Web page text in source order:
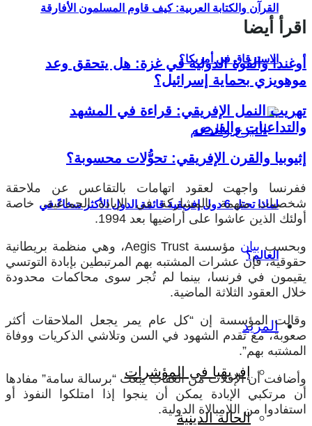
القرآن والكتابة العربية: كيف قاوم المسلمون الأفارقة
الاسترقاق في أمريكا؟
لماذا تحتل 6 دول إفريقية قائمة الدول الأكثر سخاءً في
العالم؟
المزيد
إفريقيا في المؤشرات
الحالة الدينية
اقرأ أيضا
أوغندا والقوة الدولية في غزة: هل يتحقق وعد
موهويزي بحماية إسرائيل؟
تهريب النمل الإفريقي: قراءة في المشهد
والتداعيات والفرص
إثيوبيا والقرن الإفريقي: تحوُّلات محسوبة؟
ففرنسا واجهت لعقود اتهامات بالتقاعس عن ملاحقة
شخصيات متهمة بالمشاركة في الإبادة الجماعية، خاصة
أولئك الذين عاشوا على أراضيها بعد 1994.
وبحسب بيان
مؤسسة Aegis Trust، وهي منظمة بريطانية
حقوقية، فإن عشرات المشتبه بهم المرتبطين بإبادة التوتسي
يقيمون في فرنسا، بينما لم تُجر سوى محاكمات محدودة
خلال العقود الثلاثة الماضية.
وقالت المؤسسة إن “كل عام يمر يجعل الملاحقات أكثر
صعوبة، مع تقدم الشهود في السن وتلاشي الذكريات ووفاة
المشتبه بهم”.
وأضافت أن الإفلات من العقاب يبعث “برسالة سامة” مفادها
أن مرتكبي الإبادة يمكن أن ينجوا إذا امتلكوا النفوذ أو
استفادوا من اللامبالاة الدولية.